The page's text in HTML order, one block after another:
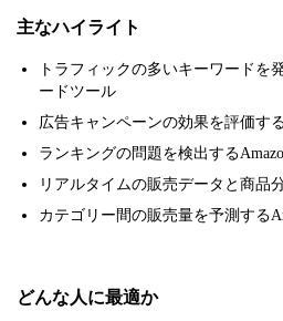
主なハイライト
トラフィックの多いキーワードを
ードツール
広告キャンペーンの効果を評価す
ランキングの問題を検出する
リアルタイムの販売データと商品
カテゴリー間の販売量を予測する
どんな人に最適か